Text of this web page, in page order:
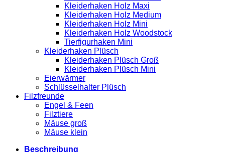
Kleiderhaken Holz Maxi
Kleiderhaken Holz Medium
Kleiderhaken Holz Mini
Kleiderhaken Holz Woodstock
Tierfigurhaken Mini
Kleiderhaken Plüsch
Kleiderhaken Plüsch Groß
Kleiderhaken Plüsch Mini
Eierwärmer
Schlüsselhalter Plüsch
Filzfreunde
Engel & Feen
Filztiere
Mäuse groß
Mäuse klein
Beschreibung